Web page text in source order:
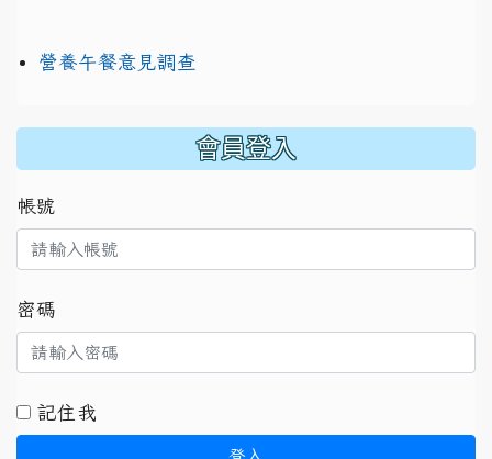
營養午餐意見調查
會員登入
帳號
密碼
記住我